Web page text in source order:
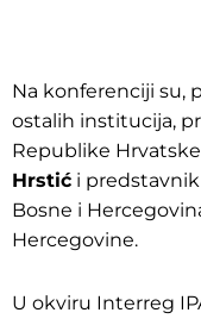
Na konferenciji su,
ostalih institucija,
Republike Hrvatske
Hrstić i
Bosne i
Hercegovine.
U okviru Interreg